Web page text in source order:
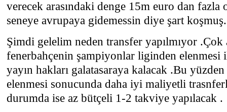
verecek arasındaki denge 15m euro dan
seneye avrupaya gidemessin diye şart koşmuş.
Şimdi gelelim neden transfer yapılmıyor .Çok
fenerbahçenin şampiyonlar liginden
yayın hakları galatasaraya kalacak .Bu
elenmesi sonucunda daha iyi maliyetli
durumda ise az bütçeli 1-2 takviye yapılacak .